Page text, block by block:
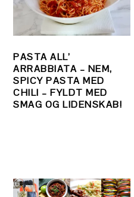
PASTA ALL’
ARRABBIATA – NEM,
SPICY PASTA MED
CHILI – FYLDT MED
SMAG OG LIDENSKAB!